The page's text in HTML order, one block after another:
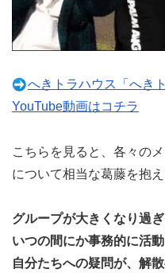
へきトラハウス「へき
YouTube動画はコチラ
こちらを見ると、各々の
について相当な葛藤を抱
グループが大きくなり過
いつの間にか事務的に活
自分たちへの疑問が、解